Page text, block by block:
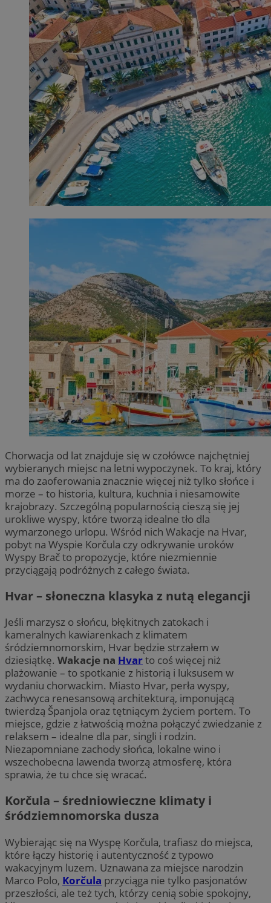
Chorwacja od lat znajduje się w czołówce najchętniej
wybieranych miejsc na letni wypoczynek. To kraj, który
ma do zaoferowania znacznie więcej niż tylko słońce i
morze – to historia, kultura, kuchnia i niesamowite
krajobrazy. Szczególną popularnością cieszą się jej
urokliwe wyspy, które tworzą idealne tło dla
wymarzonego urlopu. Wśród nich Wakacje na Hvar,
pobyt na Wyspie Korčula czy odkrywanie uroków
Wyspy Brač to propozycje, które niezmiennie
przyciągają podróżnych z całego świata.
Hvar – słoneczna klasyka z nutą elegancji
Jeśli marzysz o słońcu, błękitnych zatokach i
kameralnych kawiarenkach z klimatem
śródziemnomorskim, Hvar będzie strzałem w
dziesiątkę. Wakacje na Hvarto coś więcej niż
plażowanie – to spotkanie z historią i luksusem w
wydaniu chorwackim. Miasto Hvar, perła wyspy,
zachwyca renesansową architekturą, imponującą
twierdzą Španjola oraz tętniącym życiem portem. To
miejsce, gdzie z łatwością można połączyć zwiedzanie z
relaksem – idealne dla par, singli i rodzin.
Niezapomniane zachody słońca, lokalne wino i
wszechobecna lawenda tworzą atmosferę, która
sprawia, że tu chce się wracać.
Korčula – średniowieczne klimaty i
śródziemnomorska dusza
Wybierając się na Wyspę Korčula, trafiasz do miejsca,
które łączy historię i autentyczność z typowo
wakacyjnym luzem. Uznawana za miejsce narodzin
Marco Polo, Korčula przyciąga nie tylko pasjonatów
przeszłości, ale też tych, którzy cenią sobie spokojny,